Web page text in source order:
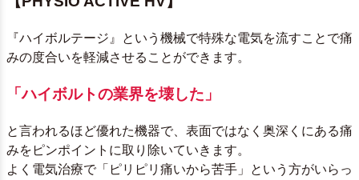
『ハイボルテージ』という機械で特殊な電気を流すことで痛
みの度合いを軽減させることができます。
「ハイボルトの業界を壊した」
と言われるほど優れた機器で、表面ではなく奥深くにある痛
みをピンポイントに取り除いていきます。
よく電気治療で「ピリピリ痛いから苦手」という方がいらっ